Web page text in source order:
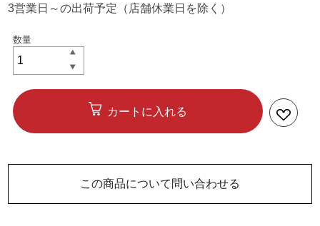
3営業日～の出荷予定（店舗休業日を除く）
カートに入れる
この商品について問い合わせる